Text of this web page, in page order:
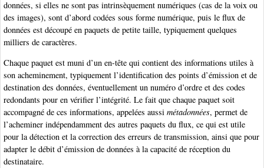
données, si elles ne sont pas intrinsèquement numériques (cas de la voix ou
des images), sont d’abord codées sous forme numérique, puis le flux de
données est découpé en paquets de petite taille, typiquement quelques
milliers de caractères.
Chaque paquet est muni d’un en-tête qui contient des informations utiles à
son acheminement, typiquement l’identification des points d’émission et de
destination des données, éventuellement un numéro d’ordre et des codes
redondants pour en vérifier l’intégrité. Le fait que chaque paquet soit
accompagné de ces informations, appelées aussi métadonnées, permet de
l’acheminer indépendamment des autres paquets du flux, ce qui est utile
pour la détection et la correction des erreurs de transmission, ainsi que pour
adapter le débit d’émission de données à la capacité de réception du
destinataire.